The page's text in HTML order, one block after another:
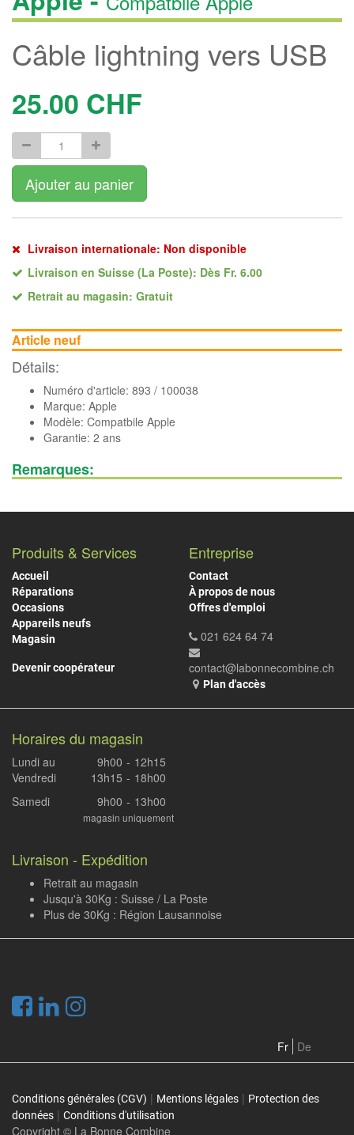
Câble lightning vers USB
25.00 CHF
Ajouter au panier
Livraison internationale: Non disponible
Livraison en Suisse (La Poste): Dès Fr. 6.00
Retrait au magasin: Gratuit
Article neuf
Détails:
Numéro d'article: 893 / 100038
Marque: Apple
Modèle: Compatbile Apple
Garantie: 2 ans
Remarques:
Produits & Services
Accueil
Réparations
Occasions
Appareils neufs
Magasin
Devenir coopérateur
Entreprise
Contact
À propos de nous
Offres d'emploi
021 624 64 74
contact@labonnecombine.ch
Plan d'accès
Horaires du magasin
Lundi au
Vendredi
9h00
13h15
-
-
12h15
18h00
Samedi
9h00 - 13h00
magasin uniquement
Livraison - Expédition
Retrait au magasin
Jusqu'à 30Kg : Suisse / La Poste
Plus de 30Kg : Région Lausannoise
Fr De
Conditions générales (CGV) | Mentions légales | Protection des
données | Conditions d'utilisation
Copyright © La Bonne Combine